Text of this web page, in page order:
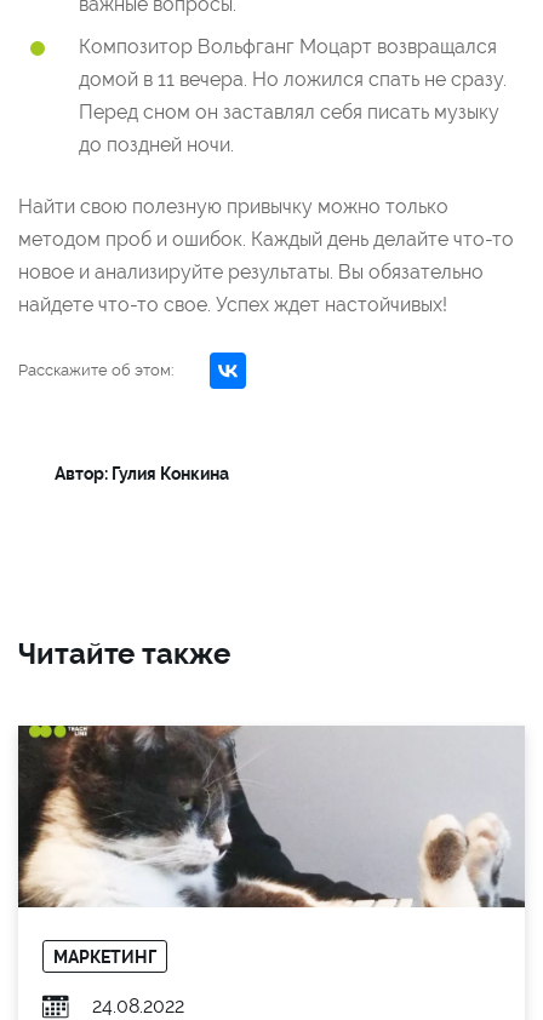
Композитор Вольфганг Моцарт возвращался
домой в 11 вечера. Но ложился спать не сразу.
Перед сном он заставлял себя писать музыку
до поздней ночи.
Найти свою полезную привычку можно только
методом проб и ошибок. Каждый день делайте что-то
новое и анализируйте результаты. Вы обязательно
найдете что-то свое. Успех ждет настойчивых!
Расскажите об этом:
Автор: Гулия Конкина
Читайте также
МАРКЕТИНГ
24.08.2022